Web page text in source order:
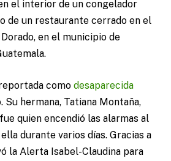
el interior de un congelador
de un restaurante cerrado en el
en el municipio de
como desaparecida
Su hermana, Tatiana Montaña,
quien encendió las alarmas al
durante varios días. Gracias a
la Alerta Isabel-Claudina para